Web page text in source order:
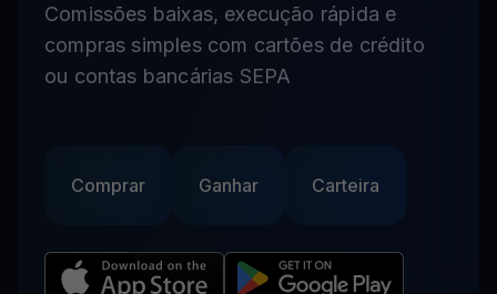
Comissões baixas, execução rápida e
compras simples com cartões de crédito
ou contas bancárias SEPA
Comprar Ganhar Carteira